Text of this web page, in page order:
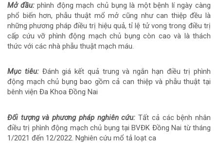
dung
chính
của
bài
viết
Mở đầu: phình động mạch chủ bụng là một bệnh lí ngày càng
phổ biến hơn, phẫu thuật mổ mở cũng như can thiệp đều là
những phương pháp điều trị hiệu quả, tỉ lệ tử vong trong điều trị
cấp cứu vỡ phình động mạch chủ bụng còn cao và là thách
thức với các nhà phẫu thuật mạch máu.
Mục tiêu: Đánh giá kết quả trung và ngắn hạn điều trị phình
động mạch chủ bụng bao gồm cả can thiệp và phẫu thuật tại
bênh viện Đa Khoa Đồng Nai
Đối tượng và phương pháp nghiên cứu: Tất cả các bệnh nhân
điều trị phình động mạch chủ bụng tại BVĐK Đồng Nai từ tháng
1/2021 đến 12/2022. Nghiên cứu mổ tả loạt ca